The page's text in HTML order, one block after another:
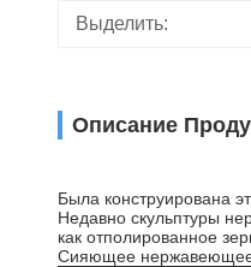
Выделить:
Описание
Была конструирована
Недавно скульптуры
как отполированное
Сияющее нержавеющее